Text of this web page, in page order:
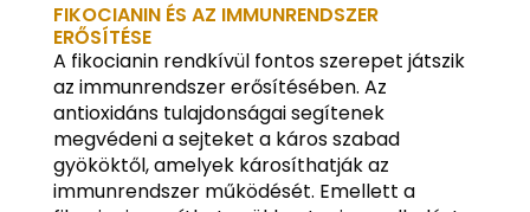
FIKOCIANIN ÉS AZ IMMUNRENDSZER
ERŐSÍTÉSE
A fikocianin rendkívül fontos szerepet játszik
az immunrendszer erősítésében. Az
antioxidáns tulajdonságai segítenek
megvédeni a sejteket a káros szabad
gyököktől, amelyek károsíthatják az
immunrendszer működését. Emellett a